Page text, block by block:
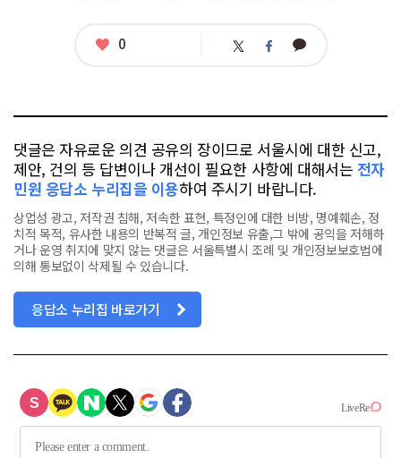
좋
0 트 페 카
댓글은 자유로운 의견 공유의 장이므로 서울시에 대한 신고,
제안, 건의 등 답변이나 개선이 필요한 사항에 대해서는 전자
민원 응답소 누리집을 이용하여 주시기 바랍니다.
상업성 광고, 저작권 침해, 저속한 표현, 특정인에 대한 비방, 명예훼손, 정
치적 목적, 유사한 내용의 반복적 글, 개인정보 유출,그 밖에 공익을 저해하
거나 운영 취지에 맞지 않는 댓글은 서울특별시 조례 및 개인정보보호법에
의해 통보없이 삭제될 수 있습니다.
응답소 누리집 바로가기